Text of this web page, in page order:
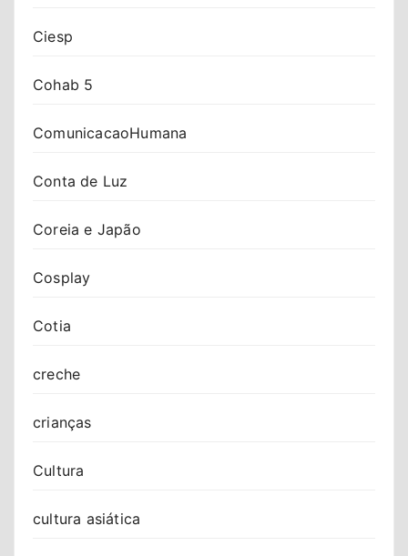
Ciesp
Cohab 5
ComunicacaoHumana
Conta de Luz
Coreia e Japão
Cosplay
Cotia
creche
crianças
Cultura
cultura asiática